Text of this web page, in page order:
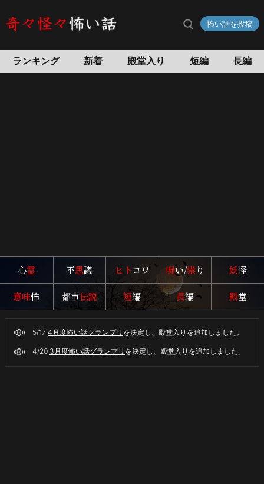
怖い話を投稿
ランキング 新着 殿堂入り 短編 長編
心霊 不思議 ヒトコワ 呪い/祟り 妖怪
意味怖 都市伝説 短編 長編 殿堂
5/17 4月度怖い話グランプリ を決定し、殿堂入りを追加しました。
4/20 3月度怖い話グランプリ を決定し、殿堂入りを追加しました。